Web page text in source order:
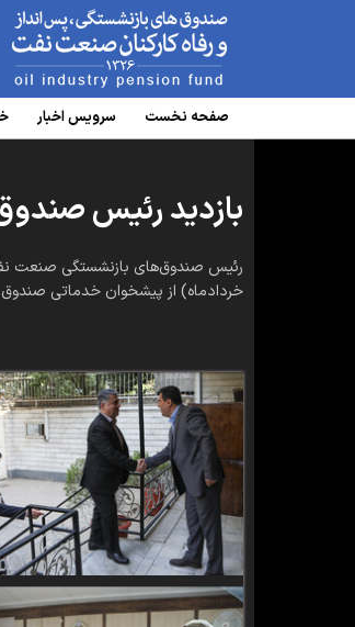
www.oipf.ir
صفحه نخست سرویس‌ اخبار
بازدید رئیس
خردادماه) از پیشخوان خدماتی صندوق